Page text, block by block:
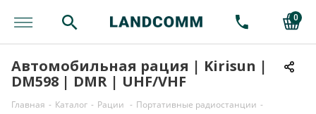
0
Автомобильная рация | Kirisun |
DM598 | DMR | UHF/VHF
Главная - Каталог - Рации - Портативные радиостанции -